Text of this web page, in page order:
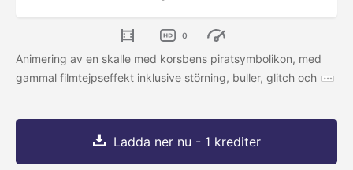
0
Animering av en skalle med korsbens piratsymbolikon, med
gammal filmtejpseffekt inklusive störning, buller, glitch och
Ladda ner nu - 1 krediter